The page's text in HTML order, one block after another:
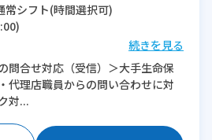
常シフト(時間選択可)
続きを見る
問合せ対応（受信）＞大手生命保
代理店職員からの問い合わせに対
対...